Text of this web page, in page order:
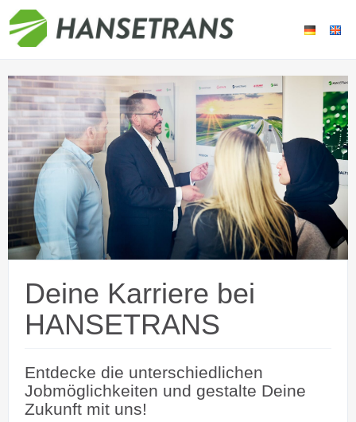
Deine Karriere bei
HANSETRANS
Entdecke die unterschiedlichen
Jobmöglichkeiten und gestalte Deine
Zukunft mit uns!